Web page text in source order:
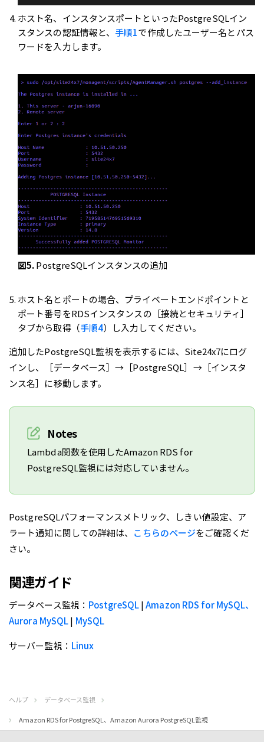
ホスト名、インスタンスポートといったPostgreSQLイン
スタンスの認証情報と、 手順1で作成したユーザー名とパス
ワードを入力します。
図5.PostgreSQLインスタンスの追加
ホスト名とポートの場合、プライベートエンドポイントと
ポート番号をRDSインスタンスの［接続とセキュリティ］
タブから取得（手順4）し入力してください。
追加したPostgreSQL監視を表示するには、Site24x7にログ
インし、［データベース］→［PostgreSQL］→［インスタ
ンス名］に移動します。
Notes
Lambda関数を使用したAmazon RDS for
PostgreSQL監視には対応していません。
PostgreSQLパフォーマンスメトリック、しきい値設定、ア
ラート通知に関しての詳細は、 こちらのページをご確認くだ
さい。
関連ガイド
データベース監視： PostgreSQL|Amazon RDS for MySQL、
Aurora MySQL| MySQL
サーバー監視： Linux
ヘルプ
データベース監視
Amazon RDS for PostgreSQL、Amazon Aurora PostgreSQL監視